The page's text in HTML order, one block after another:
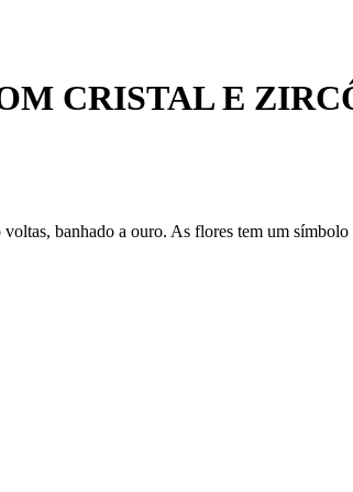
CRISTAL E
banhado a ouro. As flores tem um